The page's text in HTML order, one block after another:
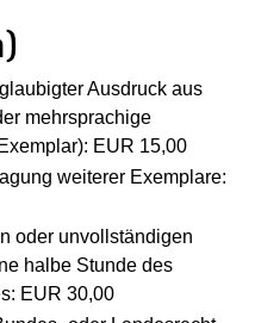
Ausdruck aus
mehrsprachige
EUR 15,00
weiterer Exemplare:
oder unvollständigen
halbe Stunde des
EUR 30,00